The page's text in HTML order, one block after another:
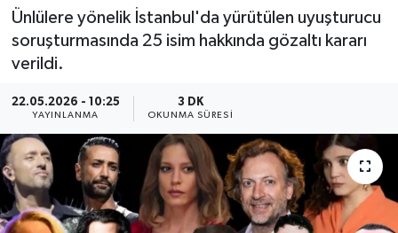
Ünlülere yönelik İstanbul'da yürütülen uyuşturucu
soruşturmasında 25 isim hakkında gözaltı kararı
verildi.
22.05.2026 - 10:25
YAYINLANMA
3 DK
OKUNMA SÜRESI
Sağlık
Magazin
Kültür Sanat
Resmi Reklam
Röportajlar
Haber Arşivi